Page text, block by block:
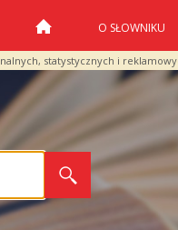
statystycznych i
O SŁOWNIKU